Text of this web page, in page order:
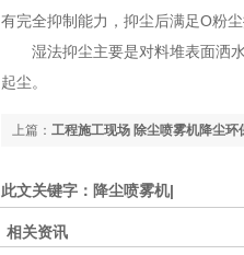
有完全抑制能力，抑尘后满足O粉
湿法抑尘主要是对料堆表面洒水
起尘。
上篇： 工程施工现场 除尘喷雾机降尘环
此文关键字：降尘喷雾机|
相关资讯